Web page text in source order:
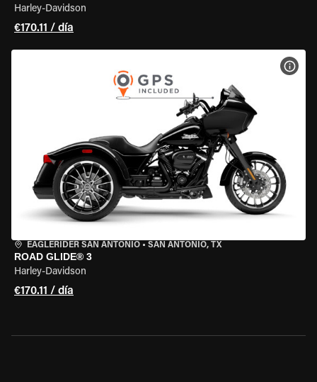
Harley-Davidson
€170.11 / día
EAGLERIDER SAN ANTONIO • SAN ANTONIO, TX
ROAD GLIDE® 3
Harley-Davidson
€170.11 / día
VER